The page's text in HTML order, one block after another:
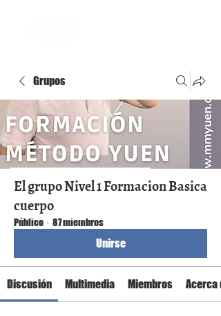
Grupos
El grupo Nivel 1 Formacion Basica
cuerpo
Público · 87 miembros
Unirse
Discusión Multimedia Miembros Acerca